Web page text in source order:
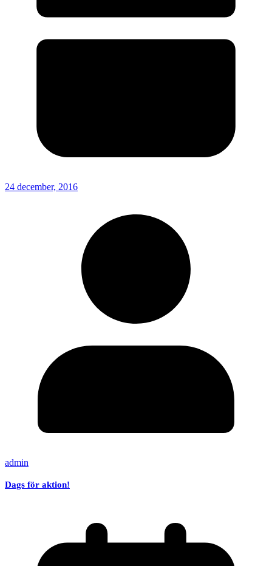
24 december, 2016
admin
Dags för aktion!